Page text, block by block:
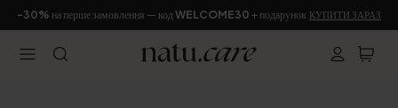
-30% на перше замовлення — код WELCOME30 + подарунок КУПИТИ ЗАРАЗ